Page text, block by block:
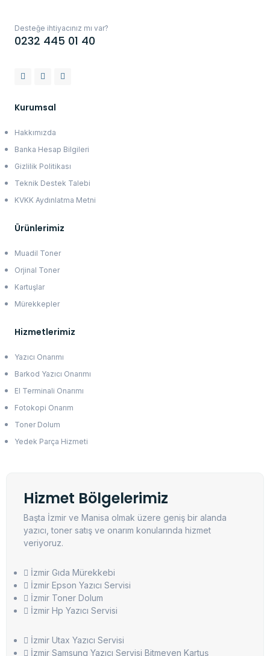
Desteğe ihtiyacınız mı var?
0232 445 01 40
Kurumsal
Hakkımızda
Banka Hesap Bilgileri
Gizlilik Politikası
Teknik Destek Talebi
KVKK Aydınlatma Metni
Ürünlerimiz
Muadil Toner
Orjinal Toner
Kartuşlar
Mürekkepler
Hizmetlerimiz
Yazıcı Onarımı
Barkod Yazıcı Onarımı
El Terminali Onarımı
Fotokopi Onarım
Toner Dolum
Yedek Parça Hizmeti
Hizmet Bölgelerimiz
Başta İzmir ve Manisa olmak üzere geniş bir alanda
yazıcı, toner satış ve onarım konularında hizmet
veriyoruz.
İzmir Gıda Mürekkebi
İzmir Epson Yazıcı Servisi
İzmir Toner Dolum
İzmir Hp Yazıcı Servisi
İzmir Utax Yazıcı Servisi
İzmir Samsung Yazıcı Servisi Bitmeyen Kartuş